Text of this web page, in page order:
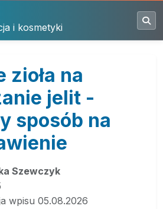
i kosmetyki
zioła na
jelit -
sposób na
Szewczyk
wpisu 05.08.2026